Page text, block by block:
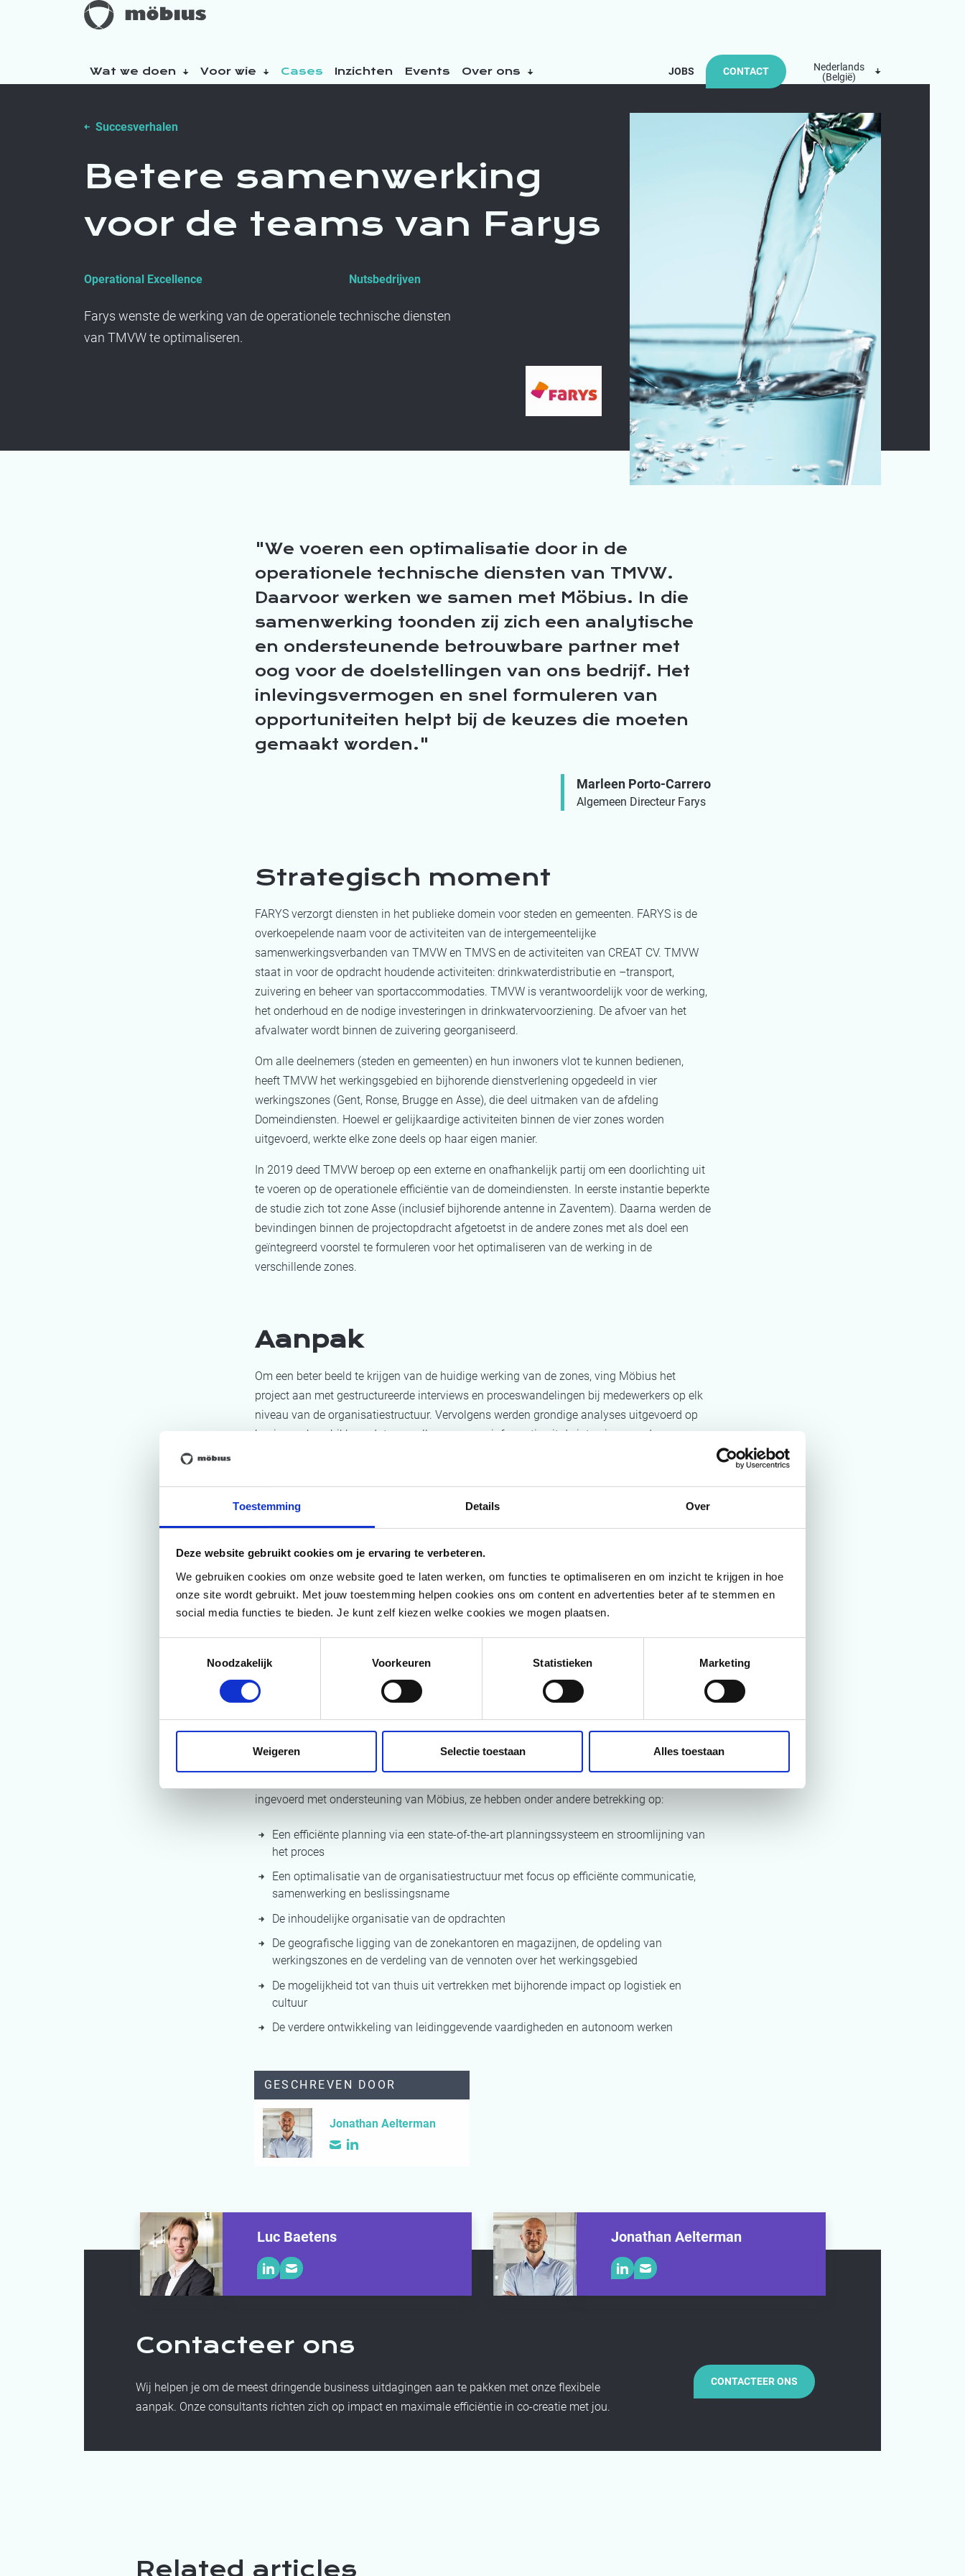
Toestemming Details Over
Deze website gebruikt cookies om je ervaring te verbeteren.
We gebruiken cookies om onze website goed te laten werken, om functies te optimaliseren en om inzicht te krijgen in hoe
onze site wordt gebruikt. Met jouw toestemming helpen cookies ons om content en advertenties beter af te stemmen en
social media functies te bieden. Je kunt zelf kiezen welke cookies we mogen plaatsen.
Noodzakelijk
Voorkeuren Statistieken Marketing
Weigeren Selectie toestaan Alles toestaan
Wat we doen Voor wie Cases Inzichten Events Over ons
Over ons
JOBS CONTACT
Nederlands
(België)
Succesverhalen
Betere samenwerking
voor de teams van Farys
Operational Excellence Nutsbedrijven
Farys wenste de werking van de operationele technische diensten
van TMVW te optimaliseren.
We voeren een optimalisatie door in de
operationele technische diensten van TMVW.
Daarvoor werken we samen met Möbius. In die
samenwerking toonden zij zich een analytische
en ondersteunende betrouwbare partner met
oog voor de doelstellingen van ons bedrijf. Het
inlevingsvermogen en snel formuleren van
opportuniteiten helpt bij de keuzes die moeten
gemaakt worden.
Marleen Porto-Carrero
Algemeen Directeur Farys
Strategisch moment
FARYS verzorgt diensten in het publieke domein voor steden en gemeenten. FARYS is de
overkoepelende naam voor de activiteiten van de intergemeentelijke
samenwerkingsverbanden van TMVW en TMVS en de activiteiten van CREAT CV. TMVW
staat in voor de opdracht houdende activiteiten: drinkwaterdistributie en –transport,
zuivering en beheer van sportaccommodaties. TMVW is verantwoordelijk voor de werking,
het onderhoud en de nodige investeringen in drinkwatervoorziening. De afvoer van het
afvalwater wordt binnen de zuivering georganiseerd.
Om alle deelnemers (steden en gemeenten) en hun inwoners vlot te kunnen bedienen,
heeft TMVWhet werkingsgebied en bijhorende dienstverlening opgedeeld in vier
werkingszones (Gent, Ronse, Brugge en Asse), die deel uitmaken van de afdeling
Domeindiensten. Hoewel er gelijkaardige activiteiten binnen de vier zones worden
uitgevoerd, werkte elke zone deels op haar eigen manier.
In 2019 deed TMVWberoep op een externe en onafhankelijk partij om een doorlichting uit
te voeren op de operationele efficiëntie van de domeindiensten. In eerste instantie beperkte
de studie zich tot zone Asse (inclusief bijhorende antenne in Zaventem). Daarna werden de
bevindingen binnen de projectopdracht afgetoetst in de andere zones met als doel een
geïntegreerd voorstel te formuleren voor het optimaliseren van de werking in de
verschillende zones.
Aanpak
Om een beter beeld te krijgen van de huidige werking van de zones, ving Möbius het
project aan met gestructureerde interviews en proceswandelingen bij medewerkers op elk
niveau van de organisatiestructuur. Vervolgens werden grondige analyses uitgevoerd op
basis van beschikbare data om alle verworven informatie uit de interviews en de
Na het genereren van een gedetailleerde lijst met alle geprioriteerde voorstellen,
formuleerde Möbius een aantal belangrijke verbetermogelijkheden over de werking van de
zones. Deze werden in detail uitgewerkt samen met de belangrijkste stakeholders om tot
Na de geslaagde studiefase wordt ook de implementatiefase begeleid door Möbius. De
implementatie is opgedeeld in verschillende werkpakketten, elk met hun interne trekker. De
trekkers komen regelmatig samen in het programmateam, waar de verschillende
Resultaten
verschillende zones te optimaliseren. Hieruit werden voorstellen met de grootste impact op
ingevoerd met ondersteuning van Möbius, ze hebben onder andere betrekking op:
Een efficiënte planning via een state-of-the-art planningssysteem en stroomlijning van
het proces
Een optimalisatie van de organisatiestructuur met focus op efficiëntecommunicatie,
samenwerking en beslissingsname
De inhoudelijke organisatie van de opdrachten
De geografische ligging van de zonekantoren en magazijnen, de opdeling van
werkingszones en de verdeling van de vennoten over het werkingsgebied
De mogelijkheid tot van thuis uit vertrekken met bijhorende impact op logistiek en
cultuur
De verdere ontwikkeling van leidinggevende vaardigheden en autonoom werken
GESCHREVEN DOOR
Jonathan Aelterman
Luc Baetens Jonathan Aelterman
Contacteer ons
Wij helpen je om de meest dringende business uitdagingen aan te pakken met onze flexibele
aanpak. Onze consultants richten zich op impact en maximale efficiëntie in co-creatie met jou.
CONTACTEER ONS
Related articles